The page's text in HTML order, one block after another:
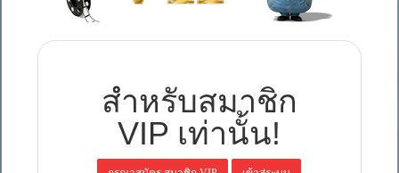
สำหรับสมาชิก
VIP เท่านั้น!